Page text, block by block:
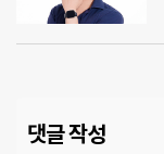
댓글 작성